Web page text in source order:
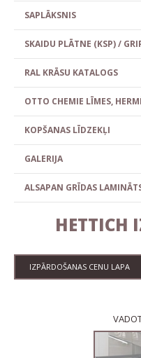
SAPLĀKSNIS
SKAIDU PLĀTNE (KSP) /
RAL KRĀSU KATALOGS
OTTO CHEMIE LĪMES,
KOPŠANAS LĪDZEKĻI
GALERIJA
ALSAPAN GRĪDAS
HETTICH
IZPĀRDOŠANAS CENU LAPA